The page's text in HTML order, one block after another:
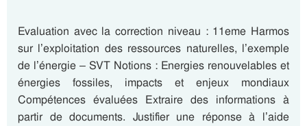
Evaluation avec la correction niveau : 11eme Harmos
sur l’exploitation des ressources naturelles, l’exemple
de l’énergie – SVT Notions : Energies renouvelables et
énergies fossiles, impacts et enjeux mondiaux
Compétences évaluées Extraire des informations à
partir de documents. Justifier une réponse à l’aide